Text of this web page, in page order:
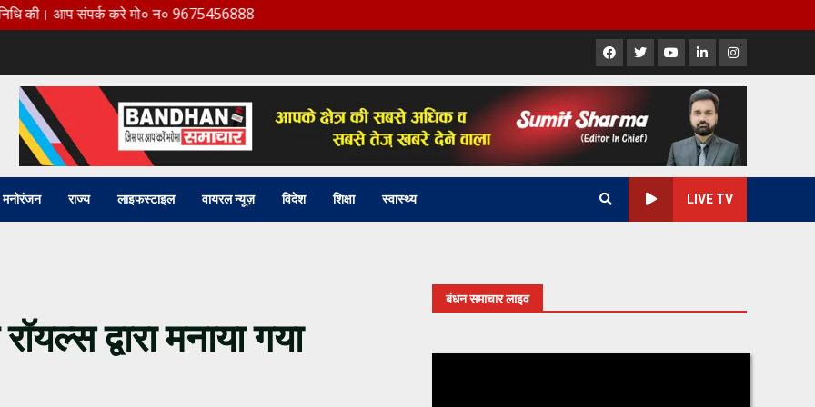
संपर्क करे मो० न० 9675456888
Facebook
X YoutubeLinkedInInstagram
मनोरंजन राज्य लाइफस्टाइल वायरल न्यूज़ विदेश शिक्षा स्वास्थ्य LIVE TV
द्वारा मनाया गया
बंधन समाचार लाइव